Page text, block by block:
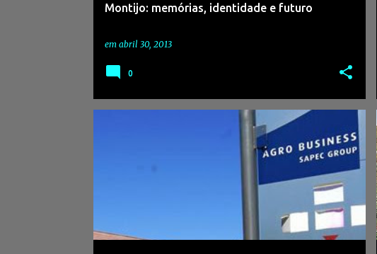
Montijo: memórias, identidade e futuro
em abril 30, 2013
0